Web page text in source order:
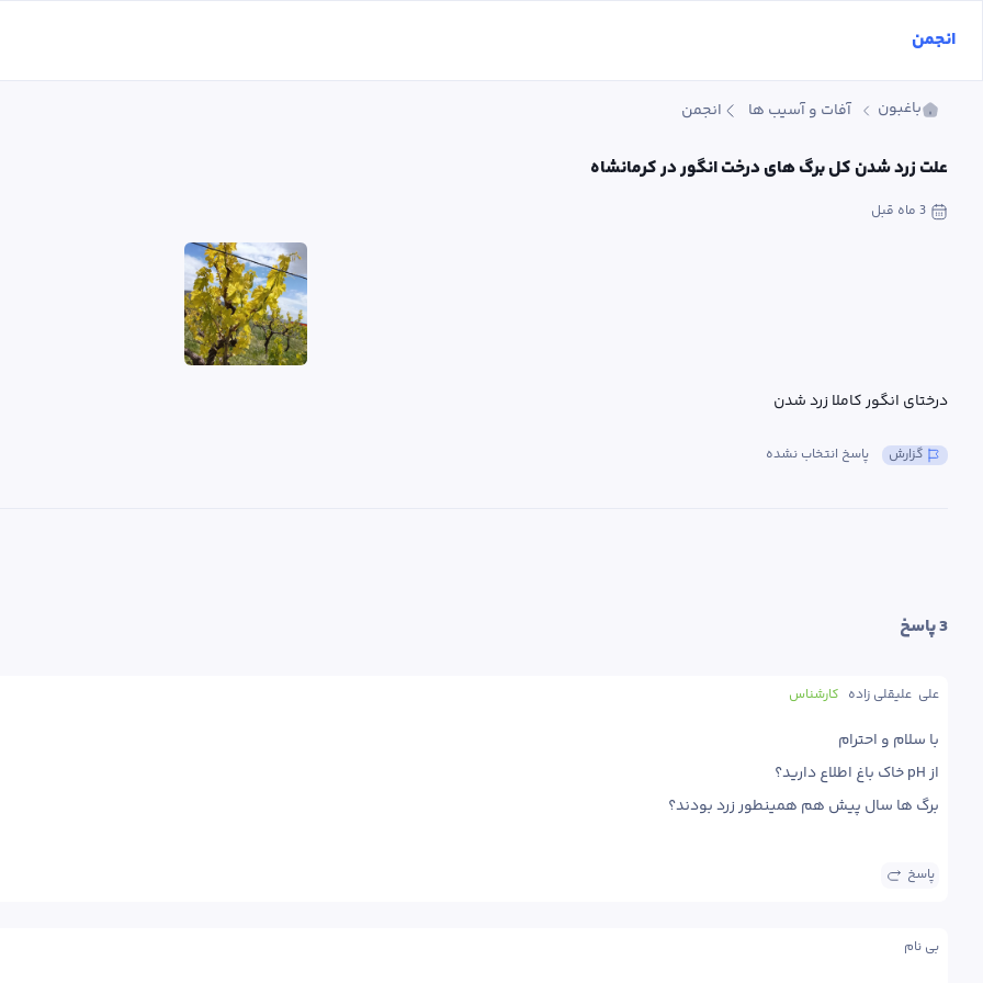
باغبون آفات و آسیب ها انجمن
علت زرد شدن کل برگ های درخت انگور در کرمانشاه
3 ماه قبل
درختای انگور کاملا زرد شدن
پاسخ انتخاب نشده گزارش
3 پاسخ
کارشناس علی  علیقلی زاده
برگ ها سال پیش هم همینطور زرد بودند؟
پاسخ
بی نام
انجمن